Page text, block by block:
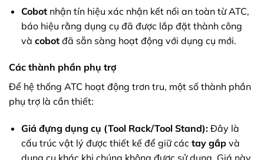
Cobotnhận tín hiệu xác nhận kết nối an toàn từ ATC,
báo hiệu rằng dụng cụ đã được lắp đặt thành công
và cobotđã sẵn sàng hoạt động với dụng cụ mới.
Các thành phần phụ trợ
Để hệ thống ATC hoạt động trơn tru, một số thành phần
phụ trợ là cần thiết:
Giá đựng dụng cụ (Tool Rack/Tool Stand):Đây là
cấu trúc vật lý được thiết kế để giữ các tay gắpvà